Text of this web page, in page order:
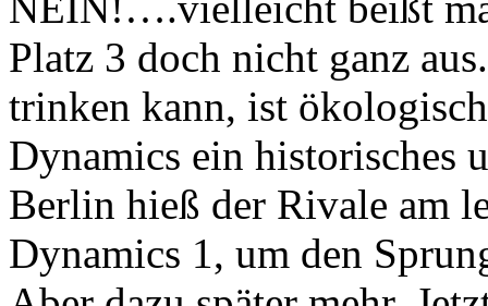
Platz 3 doch nicht ganz
trinken kann, ist
Dynamics ein historisches
Berlin hieß der Rivale am
Dynamics 1, um den